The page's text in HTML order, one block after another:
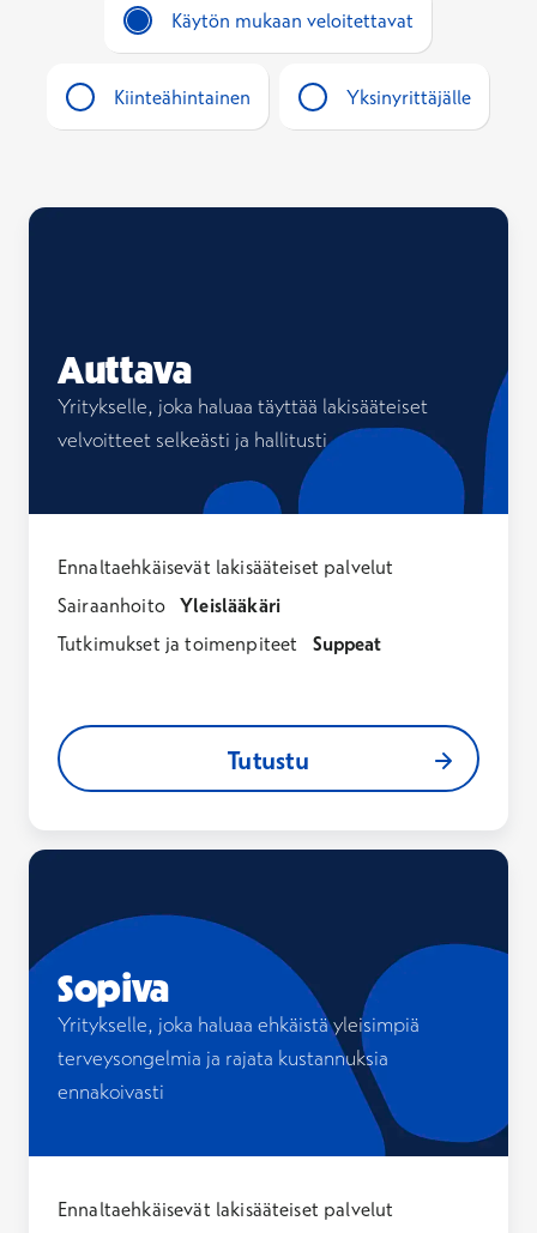
Käytön mukaan veloitettavat
Kiinteähintainen Yksinyrittäjälle
Tutustu
Auttava
Yritykselle, joka haluaa täyttää lakisääteiset
velvoitteet selkeästi ja hallitusti
Ennaltaehkäisevät lakisääteiset palvelut
Sairaanhoito
Yleislääkäri
Tutkimukset ja toimenpiteet
Suppeat
Tutustu
Tutustu
Sopiva
Yritykselle, joka haluaa ehkäistä yleisimpiä
terveysongelmia ja rajata kustannuksia
ennakoivasti
Ennaltaehkäisevät lakisääteiset palvelut